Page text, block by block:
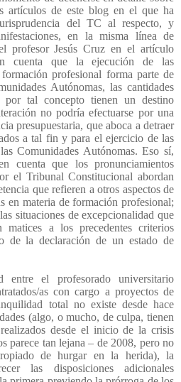
artículos de este blog en el que ha
del TC al respecto, y
en la misma línea de
profesor Jesús Cruz en el artículo
cuenta que la ejecución de las
profesional forma parte de
Autónomas, las cantidades
tal concepto tienen un destino
no podría efectuarse por una
presupuestaria, que aboca a detraer
a tal fin y para el ejercicio de las
Comunidades Autónomas. Eso sí,
cuenta que los pronunciamientos
el Tribunal Constitucional abordan
que refieren a otros aspectos de
en materia de formación profesional;
situaciones de excepcionalidad que
matices a los precedentes criterios
de la declaración de un estado de
entre el profesorado universitario
as con cargo a proyectos de
total no existe desde hace
(algo, o mucho, de culpa, tienen
desde el inicio de la crisis
parece tan lejana – de 2008, pero no
de hurgar en la herida), la
las disposiciones adicionales